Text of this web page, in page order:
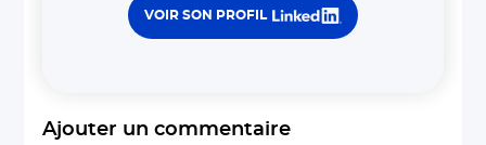
VOIR SON PROFIL
Ajouter un commentaire